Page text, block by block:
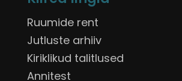
Ruumide rent
Jutluste arhiiv
Kiriklikud talitlused
Annitest